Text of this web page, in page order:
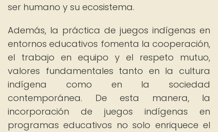
ser humano y su ecosistema.
Además, la práctica de juegos indígenas en
entornos educativos fomenta la cooperación,
el trabajo en equipo y el respeto mutuo,
valores fundamentales tanto en la cultura
indígena como en la sociedad
contemporánea. De esta manera, la
incorporación de juegos indígenas en
programas educativos no solo enriquece el